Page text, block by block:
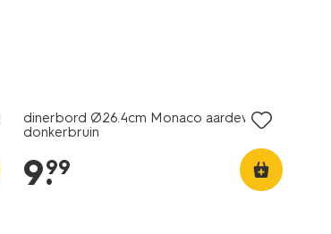
dinerbord Ø26.4cm Monaco aardewerk
donkerbruin
9.
99